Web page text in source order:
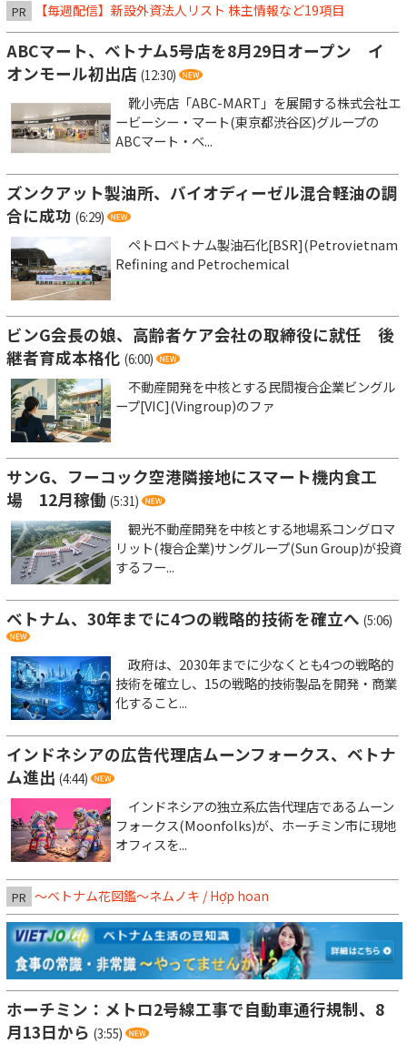
PR 【毎週配信】新設外資法人リスト 株主情報など19項目
ABCマート、ベトナム5号店を8月29日オープン イ
オンモール初出店 (12:30)
靴小売店「ABC-MART」を展開する株式会社エ
ービーシー・マート(東京都渋谷区)グループの
ABCマート・ベ...
ズンクアット製油所、バイオディーゼル混合軽油の調
合に成功 (6:29)
ペトロベトナム製油石化[BSR](Petrovietnam
Refining and Petrochemical
ビンG会長の娘、高齢者ケア会社の取締役に就任 後
継者育成本格化 (6:00)
不動産開発を中核とする民間複合企業ビングル
ープ[VIC](Vingroup)のファ
サンG、フーコック空港隣接地にスマート機内食工
場 12月稼働 (5:31)
観光不動産開発を中核とする地場系コングロマ
リット(複合企業)サングループ(Sun Group)が投資
するフー...
ベトナム、30年までに4つの戦略的技術を確立へ (5:06)
政府は、2030年までに少なくとも4つの戦略的
技術を確立し、15の戦略的技術製品を開発・商業
化すること...
インドネシアの広告代理店ムーンフォークス、ベトナ
ム進出 (4:44)
インドネシアの独立系広告代理店であるムーン
フォークス(Moonfolks)が、ホーチミン市に現地
オフィスを...
PR ～ベトナム花図鑑～ネムノキ / Hợp hoan
ホーチミン：メトロ2号線工事で自動車通行規制、8
月13日から (3:55)